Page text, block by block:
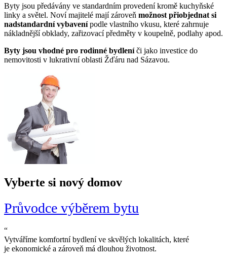
Byty jsou předávány ve standardním provedení kromě kuchyňské
linky a světel. Noví majitelé mají zároveň možnost přiobjednat si
nadstandardní vybavenípodle vlastního vkusu, které zahrnuje
nákladnější obklady, zařizovací předměty v koupelně, podlahy apod.
Byty jsou vhodné pro rodinné bydleníči jako investice do
nemovitosti v lukrativní oblasti Žďáru nad Sázavou.
Vyberte si nový domov
Průvodce výběrem bytu
“
Vytváříme komfortní bydlení ve skvělých lokalitách, které
je ekonomické a zároveň má dlouhou životnost.